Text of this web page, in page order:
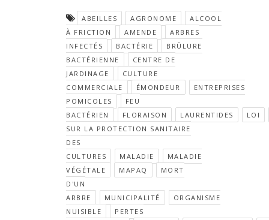
ABEILLES AGRONOME
ALCOOL
À FRICTION
AMENDE
ARBRES
INFECTÉS
BACTÉRIE
BRÛLURE
BACTÉRIENNE
CENTRE DE
JARDINAGE
CULTURE
COMMERCIALE
ÉMONDEUR
ENTREPRISES
POMICOLES
FEU
BACTÉRIEN
FLORAISON LAURENTIDES
LOI
SUR LA PROTECTION SANITAIRE
DES
CULTURES
MALADIE
MALADIE
VÉGÉTALE
MAPAQ
MORT
D'UN
ARBRE
MUNICIPALITÉ
ORGANISME
NUISIBLE
PERTES